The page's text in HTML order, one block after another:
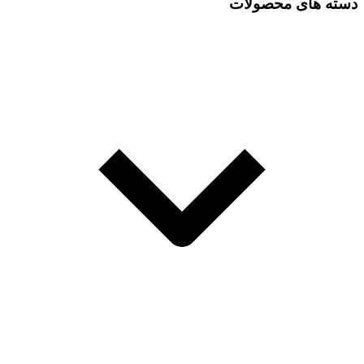
دسته های محصولات